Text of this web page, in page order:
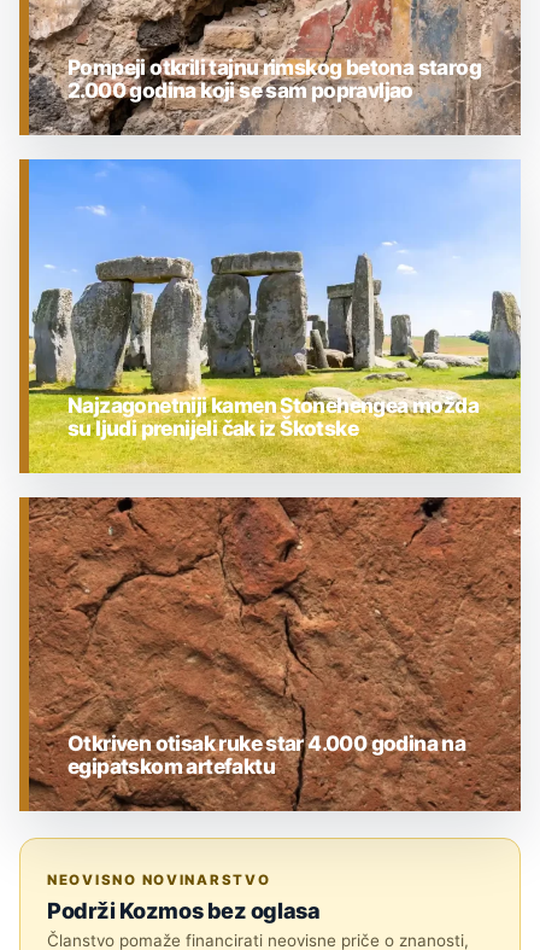
Pompeji otkrili tajnu rimskog betona starog
2.000 godina koji se sam popravljao
ARHEOLOGIJA
Najzagonetniji kamen Stonehengea možda
su ljudi prenijeli čak iz Škotske
Otkriven otisak ruke star 4.000 godina na
egipatskom artefaktu
NEOVISNO NOVINARSTVO
Podrži Kozmos bez oglasa
Članstvo pomaže financirati neovisne priče o znanosti,